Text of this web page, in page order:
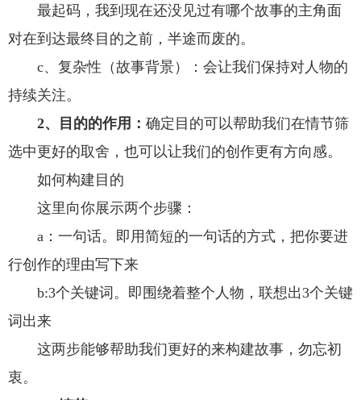
最起码，我到现在还没见过有哪个故事的主角面
对在到达最终目的之前，半途而废的。
c、复杂性（故事背景）：会让我们保持对人物的
持续关注。
2、目的的作用： 确定目的可以帮助我们在情节筛
选中更好的取舍，也可以让我们的创作更有方向感。
如何构建目的
这里向你展示两个步骤：
a：一句话。即用简短的一句话的方式，把你要进
行创作的理由写下来
b:3个关键词。即围绕着整个人物，联想出3个关键
词出来
这两步能够帮助我们更好的来构建故事，勿忘初
衷。